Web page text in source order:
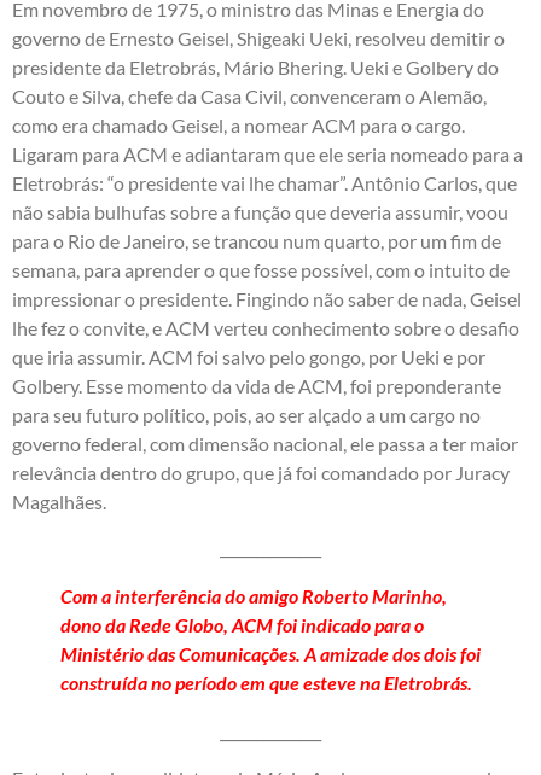
Em novembro de 1975, o ministro das Minas e Energia do
governo de Ernesto Geisel, Shigeaki Ueki, resolveu demitir o
presidente da Eletrobrás, Mário Bhering. Ueki e Golbery do
Couto e Silva, chefe da Casa Civil, convenceram o Alemão,
como era chamado Geisel, a nomear ACM para o cargo.
Ligaram para ACM e adiantaram que ele seria nomeado para a
Eletrobrás: “o presidente vai lhe chamar”. Antônio Carlos, que
não sabia bulhufas sobre a função que deveria assumir, voou
para o Rio de Janeiro, se trancou num quarto, por um fim de
semana, para aprender o que fosse possível, com o intuito de
impressionar o presidente. Fingindo não saber de nada, Geisel
lhe fez o convite, e ACM verteu conhecimento sobre o desafio
que iria assumir. ACM foi salvo pelo gongo, por Ueki e por
Golbery. Esse momento da vida de ACM, foi preponderante
para seu futuro político, pois, ao ser alçado a um cargo no
governo federal, com dimensão nacional, ele passa a ter maior
relevância dentro do grupo, que já foi comandado por Juracy
Magalhães.
Com a interferência do amigo Roberto Marinho,
dono da Rede Globo, ACM foi indicado para o
Ministério das Comunicações. A amizade dos dois foi
construída no período em que esteve na Eletrobrás.